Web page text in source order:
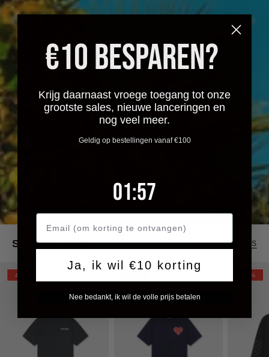
SHOP SALE
SUMMER SALE BEKIJK ALLES
Croyez
Frères
45%
CROYEZ
PUFFED
HEART
SHIRT
Croyez
Cross
Vintage
30%
€10 BESPAREN?
Krijg daarnaast vroege toegang tot onze
grootste sales, nieuwe lanceringen en
nog veel meer.
Geldig op bestellingen vanaf €100
Countdown ends in:
1
01: 57
57
Ja, ik wil €10 korting
Nee bedankt, ik wil de volle prijs betalen